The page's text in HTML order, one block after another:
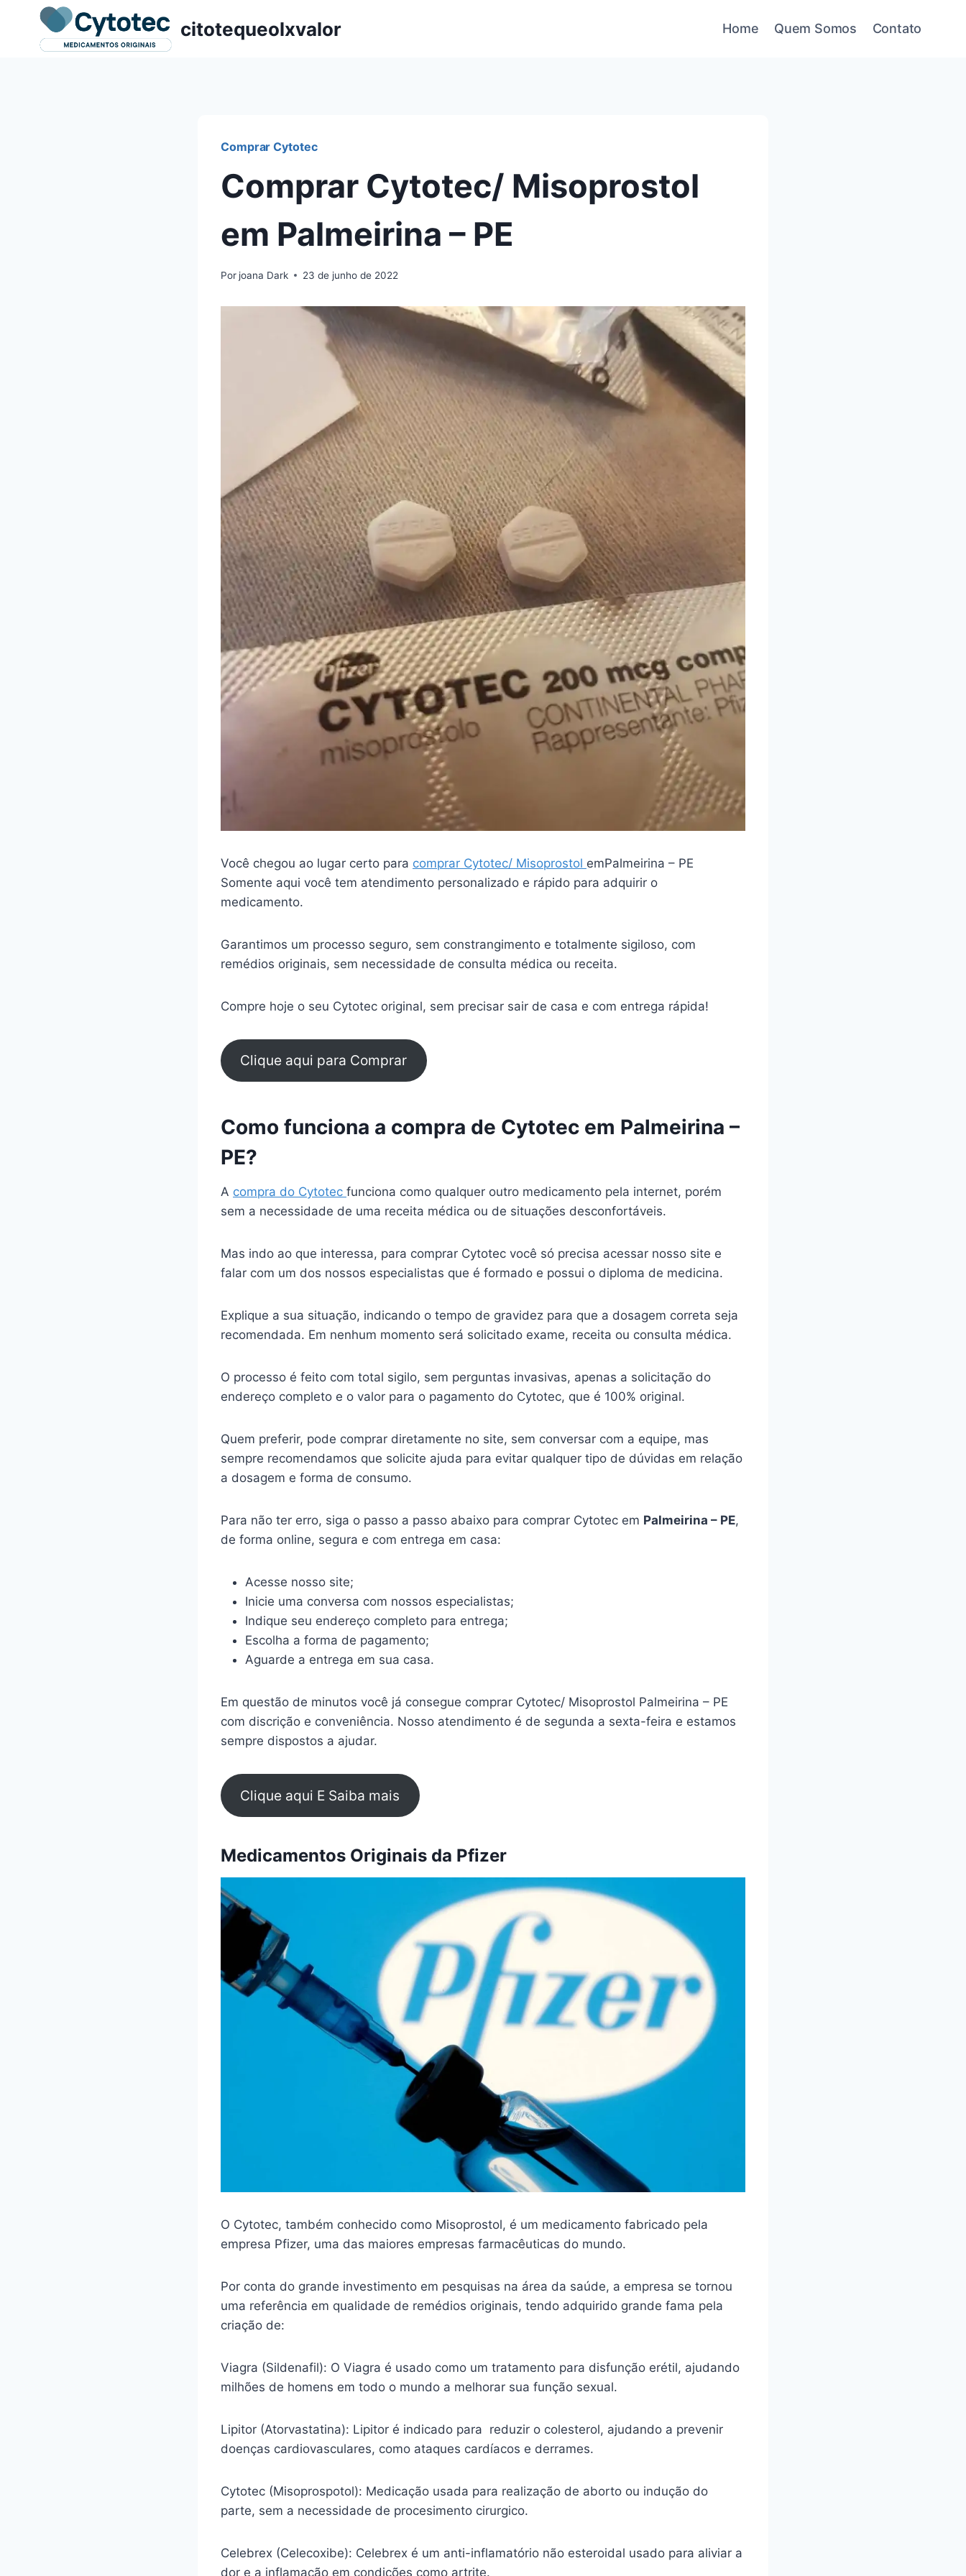
citotequeolxvalor Home Quem Somos Contato
Comprar Cytotec
Comprar Cytotec/ Misoprostol
em Palmeirina – PE
Por joana Dark 23 de junho de 2022
Você chegou ao lugar certo para comprar Cytotec/ Misoprostol emPalmeirina – PE
Somente aqui você tem atendimento personalizado e rápido para adquirir o
medicamento.
Garantimos um processo seguro, sem constrangimento e totalmente sigiloso, com
remédios originais, sem necessidade de consulta médica ou receita.
Compre hoje o seu Cytotec original, sem precisar sair de casa e com entrega rápida!
Clique aqui para Comprar
Como funciona a compra de Cytotec em Palmeirina –
PE?
A compra do Cytotec funciona como qualquer outro medicamento pela internet, porém
sem a necessidade de uma receita médica ou de situações desconfortáveis.
Mas indo ao que interessa, para comprar Cytotec você só precisa acessar nosso site e
falar com um dos nossos especialistas que é formado e possui o diploma de medicina.
Explique a sua situação, indicando o tempo de gravidez para que a dosagem correta seja
recomendada. Em nenhum momento será solicitado exame, receita ou consulta médica.
O processo é feito com total sigilo, sem perguntas invasivas, apenas a solicitação do
endereço completo e o valor para o pagamento do Cytotec, que é 100% original.
Quem preferir, pode comprar diretamente no site, sem conversar com a equipe, mas
sempre recomendamos que solicite ajuda para evitar qualquer tipo de dúvidas em relação
a dosagem e forma de consumo.
Para não ter erro, siga o passo a passo abaixo para comprar Cytotec em Palmeirina – PE,
de forma online, segura e com entrega em casa:
Acesse nosso site;
Inicie uma conversa com nossos especialistas;
Indique seu endereço completo para entrega;
Escolha a forma de pagamento;
Aguarde a entrega em sua casa.
Em questão de minutos você já consegue comprar Cytotec/ Misoprostol Palmeirina – PE
com discrição e conveniência. Nosso atendimento é de segunda a sexta-feira e estamos
sempre dispostos a ajudar.
Clique aqui E Saiba mais
Medicamentos Originais da Pfizer
O Cytotec, também conhecido como Misoprostol, é um medicamento fabricado pela
empresa Pfizer, uma das maiores empresas farmacêuticas do mundo.
Por conta do grande investimento em pesquisas na área da saúde, a empresa se tornou
uma referência em qualidade de remédios originais, tendo adquirido grande fama pela
criação de:
Viagra (Sildenafil): O Viagra é usado como um tratamento para disfunção erétil, ajudando
milhões de homens em todo o mundo a melhorar sua função sexual.
Lipitor (Atorvastatina): Lipitor é indicado para reduzir o colesterol, ajudando a prevenir
doenças cardiovasculares, como ataques cardíacos e derrames.
Cytotec (Misoprospotol): Medicação usada para realização de aborto ou indução do
parte, sem a necessidade de procesimento cirurgico.
Celebrex (Celecoxibe): Celebrex é um anti-inflamatório não esteroidal usado para aliviar a
dor e a inflamação em condições como artrite.